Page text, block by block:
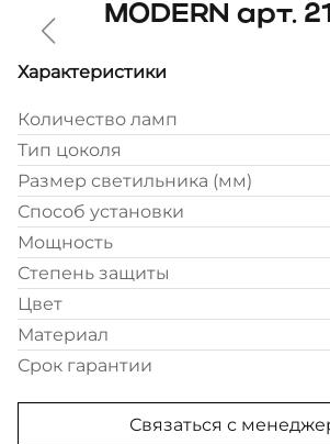
MODERN арт.
Характеристики
Количество ламп
Тип цоколя
Размер светильника (мм)
Способ установки
Мощность
Степень защиты
Цвет
Материал
Срок гарантии
Связаться с